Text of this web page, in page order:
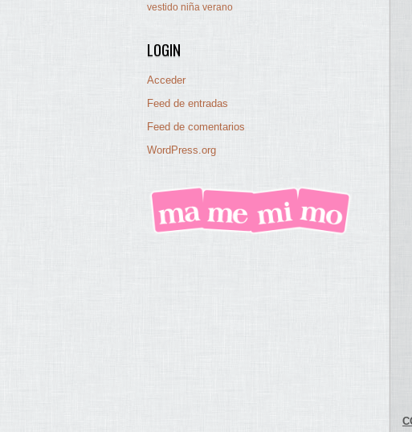
vestido niña verano
LOGIN
Acceder
Feed de entradas
Feed de comentarios
WordPress.org